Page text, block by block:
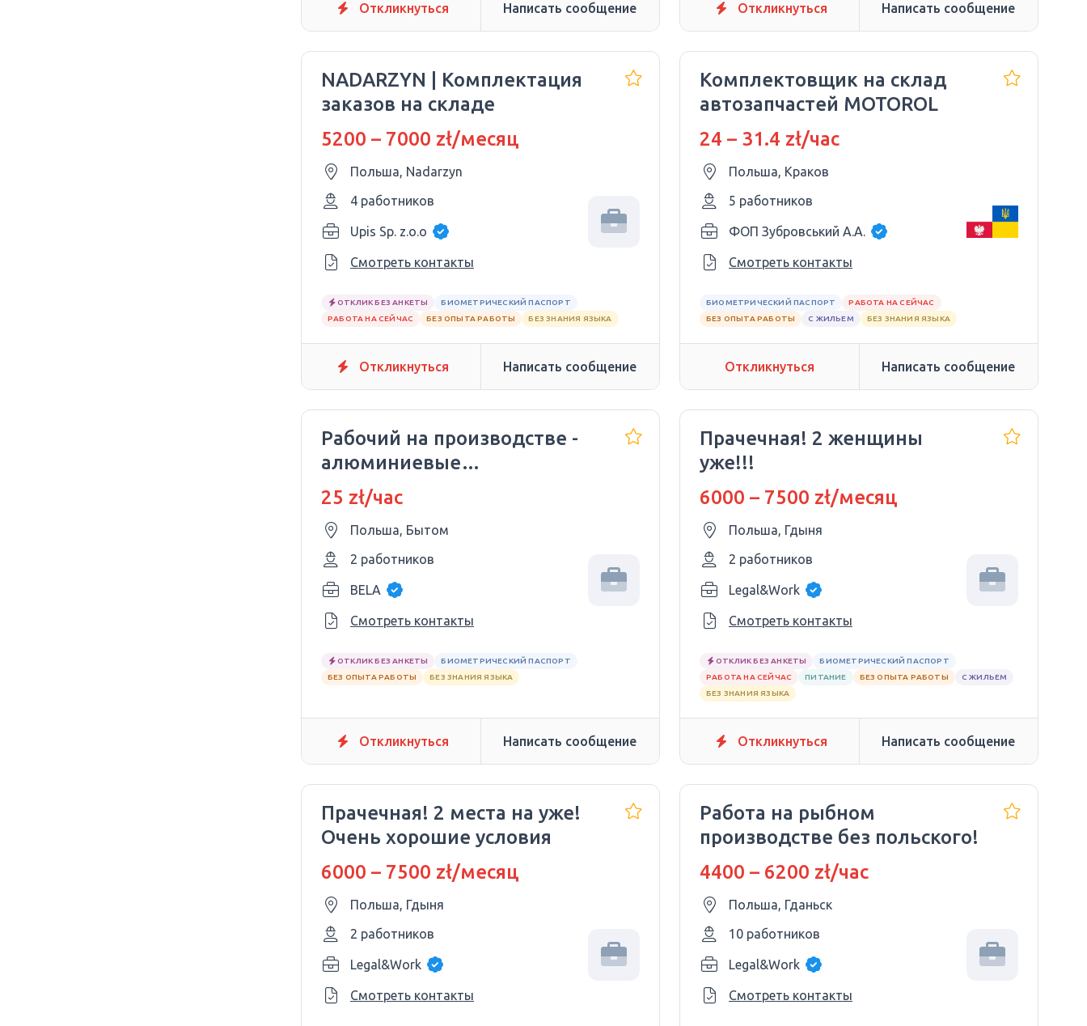
Откликнуться Написать сообщение Откликнуться Написать сообщение
NADARZYN | Комплектация
заказов на складе
5200 – 7000 zł/месяц
Польша, Nadarzyn
4 работников
Upis Sp. z.o.o
Смотреть контакты
ОТКЛИК БЕЗ АНКЕТЫ
БИОМЕТРИЧЕСКИЙ ПАСПОРТ
РАБОТА НА СЕЙЧАС
БЕЗ ОПЫТА РАБОТЫ БЕЗ ЗНАНИЯ ЯЗЫКА
Откликнуться Написать сообщение
Комплектовщик на склад
автозапчастей MOTOROL
24 – 31.4 zł/час
Польша, Краков
5 работников
ФОП Зубровський А.А.
Смотреть контакты
БИОМЕТРИЧЕСКИЙ ПАСПОРТ
РАБОТА НА СЕЙЧАС
БЕЗ ОПЫТА РАБОТЫ
С ЖИЛЬЕМ БЕЗ ЗНАНИЯ ЯЗЫКА
Откликнуться Написать сообщение
Рабочий на производстве -
алюминиевые
стеклоочистители
25 zł/час
Польша, Бытом
2 работников
BELA
Смотреть контакты
ОТКЛИК БЕЗ АНКЕТЫ
БИОМЕТРИЧЕСКИЙ ПАСПОРТ
БЕЗ ОПЫТА РАБОТЫ
БЕЗ ЗНАНИЯ ЯЗЫКА
Откликнуться Написать сообщение
Прачечная! 2 женщины
уже!!!
6000 – 7500 zł/месяц
Польша, Гдыня
2 работников
Legal&Work
Смотреть контакты
ОТКЛИК БЕЗ АНКЕТЫ
БИОМЕТРИЧЕСКИЙ ПАСПОРТ
РАБОТА НА СЕЙЧАС
ПИТАНИЕ БЕЗ ОПЫТА РАБОТЫ
С ЖИЛЬЕМ
БЕЗ ЗНАНИЯ ЯЗЫКА
Откликнуться Написать сообщение
Прачечная! 2 места на уже!
Очень хорошие условия
6000 – 7500 zł/месяц
Польша, Гдыня
2 работников
Legal&Work
Смотреть контакты
Работа на рыбном
производстве без польского!
4400 – 6200 zł/час
Польша, Гданьск
10 работников
Legal&Work
Смотреть контакты